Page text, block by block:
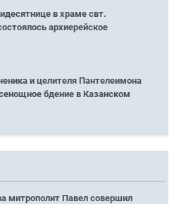
в храме свт.
архиерейское
и целителя Пантелеимона
бдение в Казанском
митрополит Павел совершил